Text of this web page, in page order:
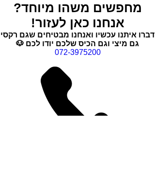
מחפשים משהו מיוחד?
אנחנו כאן לעזור!
דברו איתנו עכשיו ואנחנו מבטיחים שגם רקסי
גם מיצי וגם הכיס שלכם יודו לכם 🐶
072-3975200